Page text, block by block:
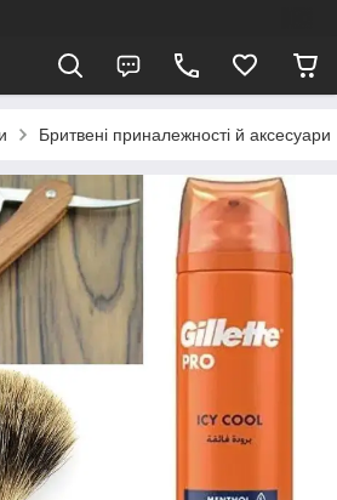
Бритвені приналежності й аксесуари